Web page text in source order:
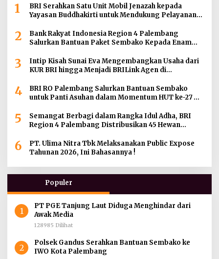
1
BRI Serahkan Satu Unit Mobil Jenazah kepada
Yayasan Buddhakirti untuk Mendukung Pelayanan
2
Bank Rakyat Indonesia Region 4 Palembang
Salurkan Bantuan Paket Sembako Kepada Enam
3
Intip Kisah Sunai Eva Mengembangkan Usaha dari
KUR BRI hingga Menjadi BRILink Agen di
4
BRI RO Palembang Salurkan Bantuan Sembako
untuk Panti Asuhan dalam Momentum HUT ke-27
5
Semangat Berbagi dalam Rangka Idul Adha, BRI
Region 4 Palembang Distribusikan 45 Hewan
Jambi dan Kepulauan Bangka
6
PT. Ulima Nitra Tbk Melaksanakan Public Expose
Tahunan 2026, Ini Bahasannya !
Populer
1
PT PGE Tanjung Laut Diduga Menghindar dari
Awak Media
128985 Dilihat
2
Polsek Gandus Serahkan Bantuan Sembako ke
IWO Kota Palembang